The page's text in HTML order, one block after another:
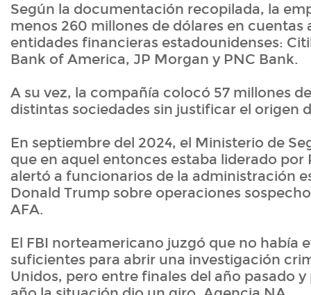
Según la documentación recopilada, la
menos 260 millones de dólares en cuentas
entidades financieras estadounidenses:
Bank of America, JP Morgan y PNC Bank.
A su vez, la compañía colocó 57 millones
distintas sociedades sin justificar el origen
En septiembre del 2024, el Ministerio de
que en aquel entonces estaba liderado por
alertó a funcionarios de la administración
Donald Trump sobre operaciones
AFA.
El FBI norteamericano juzgó que no había
suficientes para abrir una investigación
Unidos, pero entre finales del año pasado